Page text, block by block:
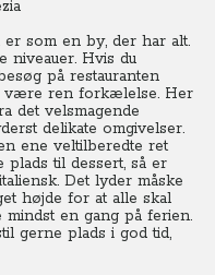
som en by, der har alt.
niveauer. Hvis du
på restauranten
være ren forkælelse. Her
det velsmagende
delikate omgivelser.
ene veltilberedte ret
til dessert, så er
Det lyder måske
højde for at alle skal
en gang på ferien.
gerne plads i god tid,